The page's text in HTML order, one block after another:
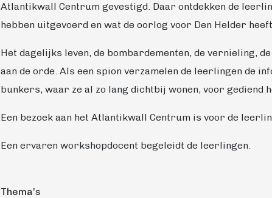
Atlantikwall Centrum gevestigd. Daar ontdekken de
hebben uitgevoerd en wat de oorlog voor Den Helder
Het dagelijks leven, de bombardementen, de vernieling,
aan de orde. Als een spion verzamelen de leerlingen de
bunkers, waar ze al zo lang dichtbij wonen, voor gediend
Een bezoek aan het Atlantikwall Centrum is voor de
Een ervaren workshopdocent begeleidt de leerlingen.
Thema’s